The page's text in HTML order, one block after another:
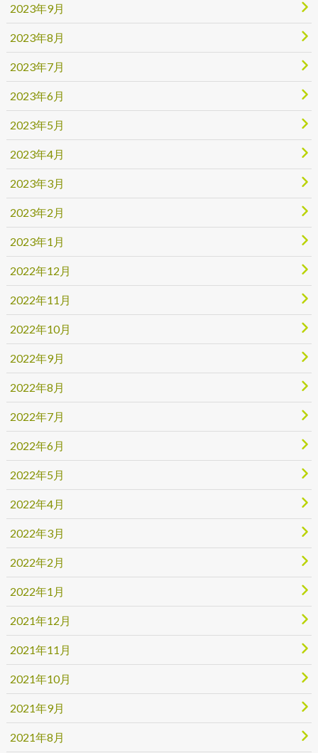
2023年9月
2023年8月
2023年7月
2023年6月
2023年5月
2023年4月
2023年3月
2023年2月
2023年1月
2022年12月
2022年11月
2022年10月
2022年9月
2022年8月
2022年7月
2022年6月
2022年5月
2022年4月
2022年3月
2022年2月
2022年1月
2021年12月
2021年11月
2021年10月
2021年9月
2021年8月